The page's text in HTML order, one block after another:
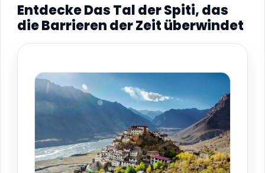
Entdecke Das Tal der Spiti, das
die Barrieren der Zeit überwindet